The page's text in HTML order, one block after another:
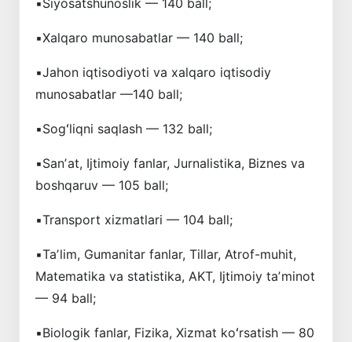
▪️Siyosatshunoslik — 140 ball;
▪️Xalqaro munosabatlar — 140 ball;
▪️Jahon iqtisodiyoti va xalqaro iqtisodiy
munosabatlar —140 ball;
▪️Sogʻliqni saqlash — 132 ball;
▪️Sanʼat, Ijtimoiy fanlar, Jurnalistika, Biznes va
boshqaruv — 105 ball;
▪️Transport xizmatlari — 104 ball;
▪️Taʼlim, Gumanitar fanlar, Tillar, Atrof-muhit,
Matematika va statistika, AKT, Ijtimoiy taʼminot
— 94 ball;
▪️Biologik fanlar, Fizika, Xizmat koʻrsatish — 80